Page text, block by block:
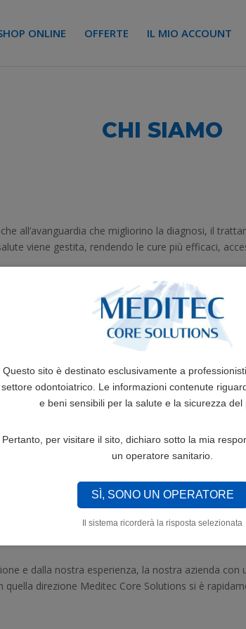
Questo sito è destinato esclusivamente a
settore odontoiatrico. Le informazioni contenute
e beni sensibili per la salute e la sicurezza del
Pertanto, per visitare il sito, dichiaro sotto la mia
un operatore sanitario.
SÌ, SONO UN OPERATORE
Il sistema ricorderà la risposta selezionata
ONLINE OFFERTE IL MIO ACCOUNT
CHI SIAMO
all’avanguardia che migliorino la diagnosi, il
viene gestita, rendendo le cure più efficaci,
di nuove tecnologie e metodologie per migliorare
Ogni prodotto è progettato e testato per
di noi per fornire soluzioni affidabili e durature.
il paziente al centro di ogni nostra decisione,
con i professionisti del settore sanitario,
alla ricerca e allo sviluppo ci permette di
un brand di proprietà di Orthomed, leader
tecnologica e la cura della salute.
e dalla nostra esperienza, la nostra azienda
quella direzione Meditec Core Solutions si è